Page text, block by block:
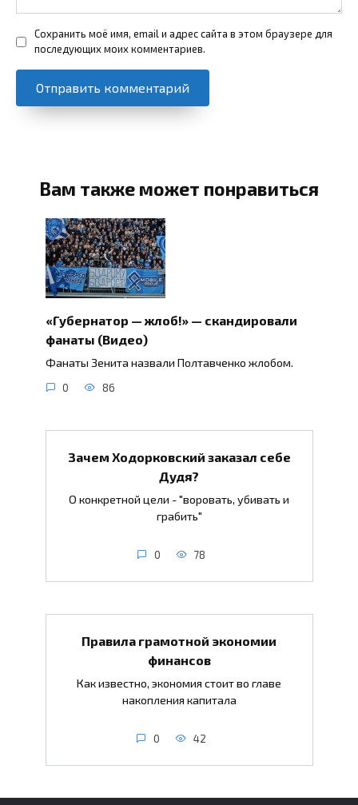
Сохранить моё имя, email и адрес сайта в этом браузере для
последующих моих комментариев.
Вам также может понравиться
«Губернатор — жлоб!» — скандировали
фанаты (Видео)
Фанаты Зенита назвали Полтавченко жлобом.
0 86
Зачем Ходорковский заказал себе
Дудя?
О конкретной цели - "воровать, убивать и
грабить"
0 78
Правила грамотной экономии
финансов
Как известно, экономия стоит во главе
накопления капитала
0 42